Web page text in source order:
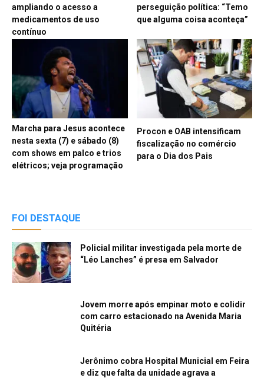
ampliando o acesso a
medicamentos de uso
contínuo
perseguição política: “Temo
que alguma coisa aconteça”
Marcha para Jesus acontece
nesta sexta (7) e sábado (8)
com shows em palco e trios
elétricos; veja programação
Procon e OAB intensificam
fiscalização no comércio
para o Dia dos Pais
FOI DESTAQUE
Policial militar investigada pela morte de
“Léo Lanches” é presa em Salvador
Jovem morre após empinar moto e colidir
com carro estacionado na Avenida Maria
Quitéria
Jerônimo cobra Hospital Municial em Feira
e diz que falta da unidade agrava a